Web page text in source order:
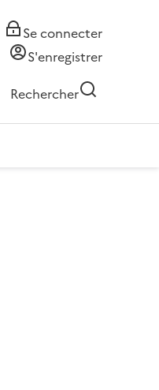
Se connecter
S'enregistrer
Rechercher